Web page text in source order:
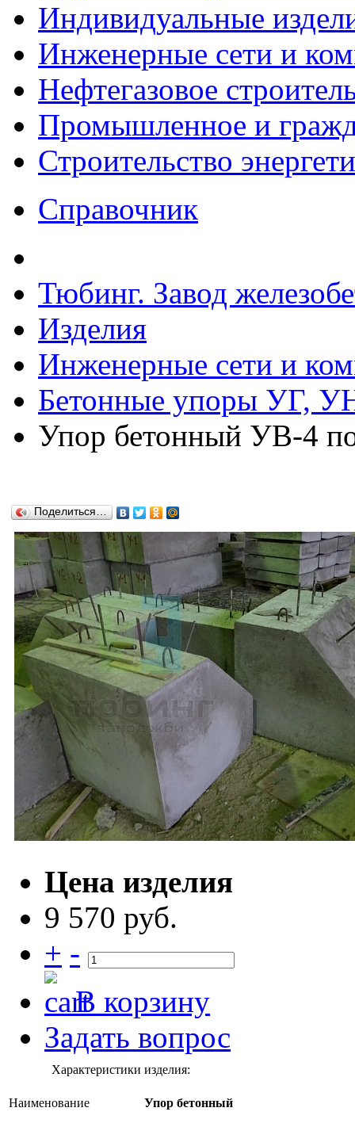
Индивидуальные
Инженерные сети и
Нефтегазовое
Промышленное и
Строительство
Справочник
Тюбинг. Завод
Изделия
Инженерные сети и
Бетонные упоры УГ,
Упор бетонный УВ-4
Поделиться…
Цена изделия
9 570 руб.
+ -
В корзину
Задать вопрос
Характеристики изделия:
Наименование Упор бетонный